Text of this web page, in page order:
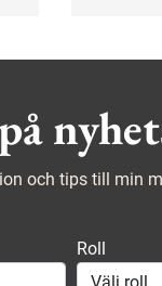
och tips till min
Roll